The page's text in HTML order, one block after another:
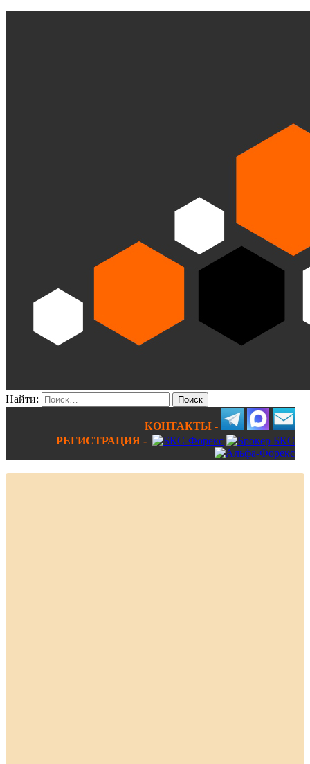
Найти:
КОНТАКТЫ -
РЕГИСТРАЦИЯ -